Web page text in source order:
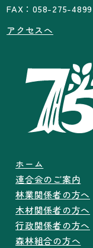
FAX：058-275-4899
アクセスへ
ホーム
連合会のご案内
林業関係者の方へ
木材関係者の方へ
行政関係者の方へ
森林組合の方へ